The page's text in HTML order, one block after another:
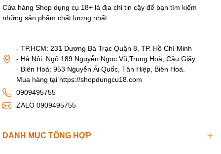
Cửa hàng Shop dụng cụ 18+ là địa chỉ tin cậy để bạn tìm kiếm
những sản phẩm chất lượng nhất.
- TP.HCM: 231 Dương Bá Trạc Quận 8, TP. Hồ Chí Minh
- Hà Nội: Ngõ 189 Nguyễn Ngọc Vũ,Trung Hoà, Cầu Giấy
- Biên Hoà: 953 Nguyễn Ái Quốc, Tân Hiệp, Biên Hoà.
Mua hàng tại https://shopdungcu18.com
0909495755
ZALO 0909495755
DANH MỤC TỔNG HỢP